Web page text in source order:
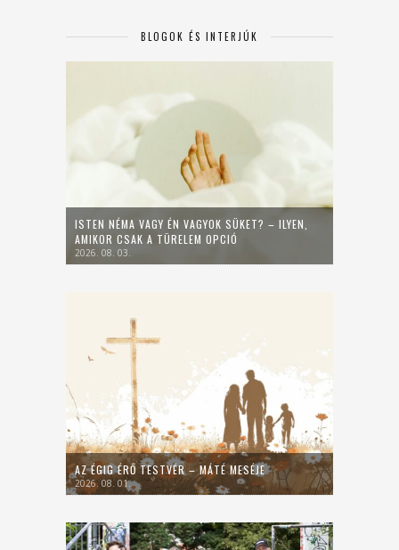
BLOGOK ÉS INTERJÚK
ISTEN NÉMA VAGY ÉN VAGYOK SÜKET? – ILYEN,
AMIKOR CSAK A TÜRELEM OPCIÓ
2026. 08. 03.
AZ ÉGIG ÉRŐ TESTVÉR – MÁTÉ MESÉJE
2026. 08. 01.